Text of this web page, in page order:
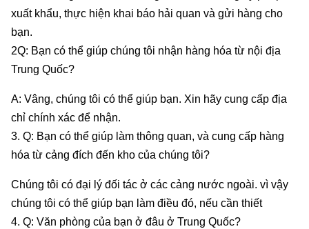
xuất khẩu, thực hiện khai báo hải quan và gửi hàng cho
bạn.
2Q: Bạn có thể giúp chúng tôi nhận hàng hóa từ nội địa
Trung Quốc?
A: Vâng, chúng tôi có thể giúp bạn. Xin hãy cung cấp địa
chỉ chính xác để nhận.
3. Q: Bạn có thể giúp làm thông quan, và cung cấp hàng
hóa từ cảng đích đến kho của chúng tôi?
Chúng tôi có đại lý đối tác ở các cảng nước ngoài. vì vậy
chúng tôi có thể giúp bạn làm điều đó, nếu cần thiết
4. Q: Văn phòng của bạn ở đâu ở Trung Quốc?